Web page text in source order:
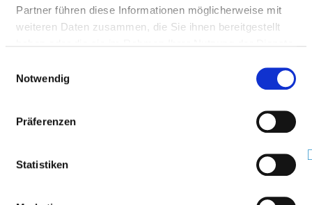
Partner führen diese Informationen möglicherweise mit
weiteren Daten zusammen, die Sie ihnen bereitgestellt
Notwendig
Präferenzen
Statistiken
Krankenhausstr. 45
Tel.:09372-7000
Anfahrt
https://www.helios-gesundheit.de/standorte-angebot...